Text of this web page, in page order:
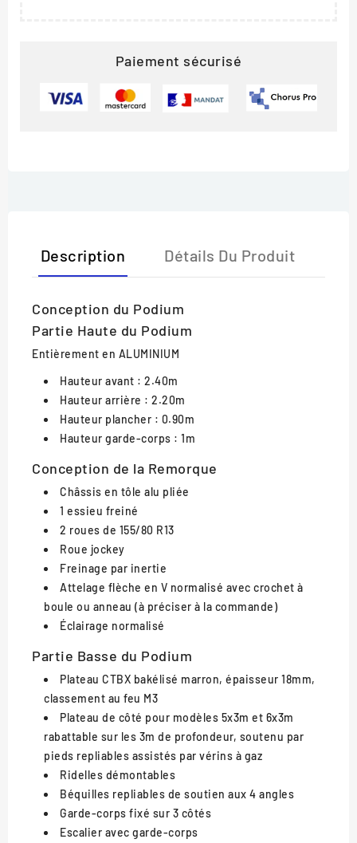
Paiement sécurisé
Description Détails Du Produit
Conception du Podium
Partie Haute du Podium
Entièrement en ALUMINIUM
Hauteur avant : 2.40m
Hauteur arrière : 2.20m
Hauteur plancher : 0.90m
Hauteur garde-corps : 1m
Conception de la Remorque
Châssis en tôle alu pliée
1 essieu freiné
2 roues de 155/80 R13
Roue jockey
Freinage par inertie
Attelage flèche en V normalisé avec crochet à
boule ou anneau (à préciser à la commande)
Éclairage normalisé
Partie Basse du Podium
Plateau CTBX bakélisé marron, épaisseur 18mm,
classement au feu M3
Plateau de côté pour modèles 5x3m et 6x3m
rabattable sur les 3m de profondeur, soutenu par
pieds repliables assistés par vérins à gaz
Ridelles démontables
Béquilles repliables de soutien aux 4 angles
Garde-corps fixé sur 3 côtés
Escalier avec garde-corps